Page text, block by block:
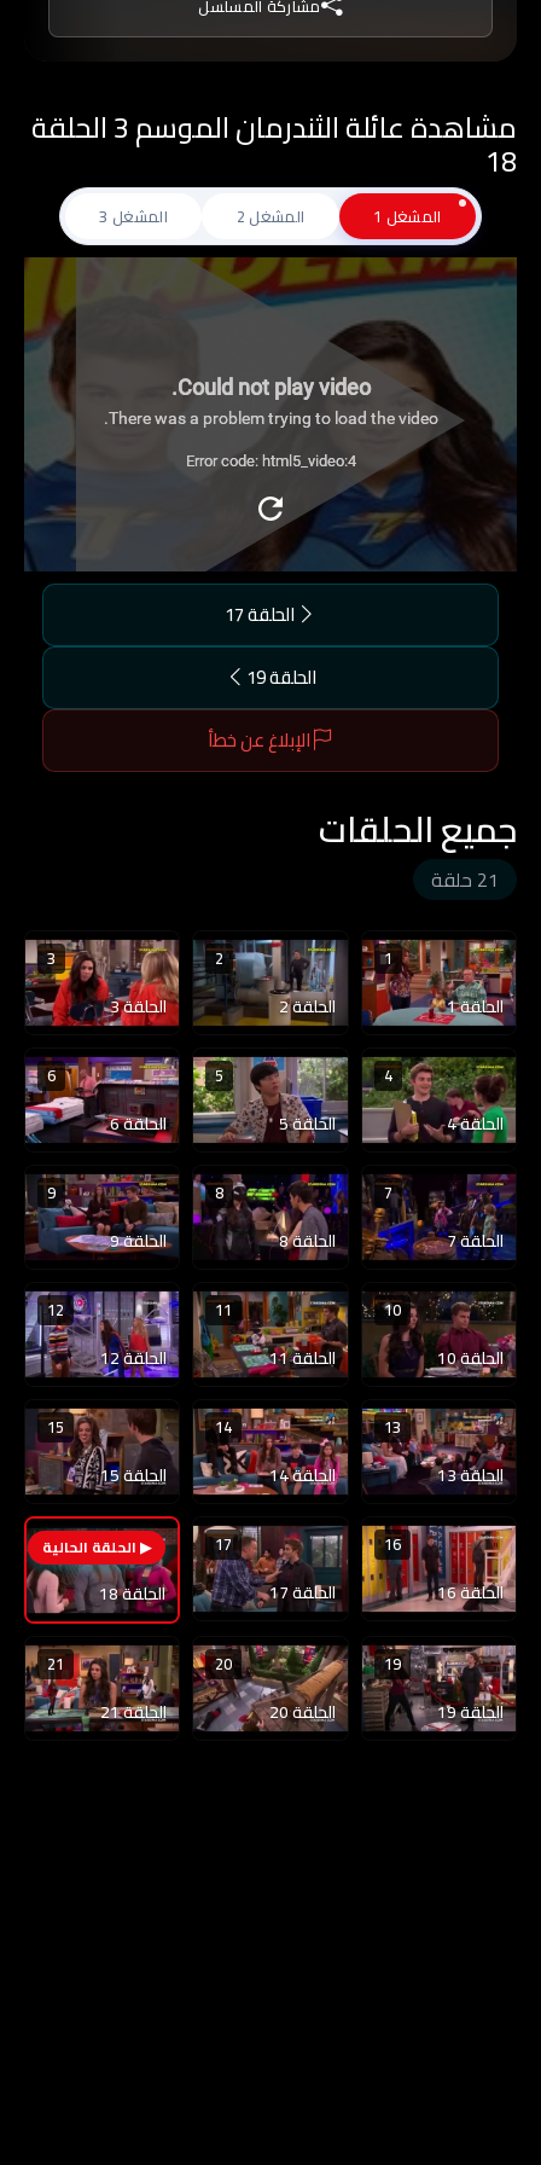
ويخطط لأن يصبح شريرًا خارقًا. تجمع الأحداث التي تمر
بها عائلة الثندرمان بين المغامرة والكوميديا، خاصة
وأن على أفرادها الموازنة بين حياتهم كأشخاص
عاديين من ناحية، وكأبطال خارقين من ناحية أخرى،
فكيف ينجحون في تحقيق ذلك؟
مشاهدة عائلة الثندرمان الموسم 3 الحلقة
18
المشغل 1 المشغل 2 المشغل 3
Could not play video.
There was a problem trying to load the video.
Error code: html5_video:4
الحلقة 17
الحلقة 19
الإبلاغ عن خطأ
جميع الحلقات
21 حلقة
1
الحلقة 1
2
الحلقة 2
3
الحلقة 3
4
الحلقة 4
5
الحلقة 5
6
الحلقة 6
7
الحلقة 7
8
الحلقة 8
9
الحلقة 9
10
الحلقة 10
11
الحلقة 11
12
الحلقة 12
13
الحلقة 13
14
الحلقة 14
15
الحلقة 15
16
الحلقة 16
17
الحلقة 17
18
الحلقة 18
19
الحلقة 19
20
الحلقة 20
21
الحلقة 21